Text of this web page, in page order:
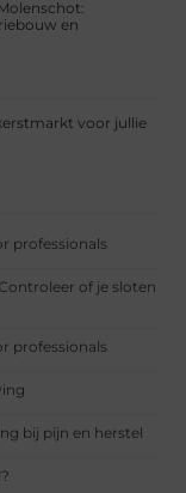
en
voor jullie
professionals
of je sloten
professionals
bij pijn en herstel